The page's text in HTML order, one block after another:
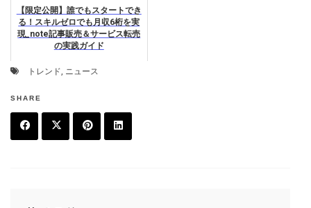
【限定公開】誰でもスタートでき
る！スキルゼロでも月収6桁を実
現_note記事販売＆サービス転売
の実践ガイド
トレンド, ニュース
SHARE